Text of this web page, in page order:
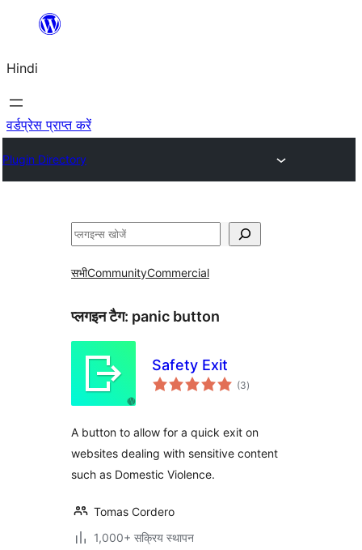
सामग्री
जाएं
Hindi
वर्डप्रेस प्राप्त करें
Plugin Directory
खोजें
सभीCommunityCommercial
प्लगइन टैग: panic button
Safety Exit
(3कुल
दर)
A button to allow for a quick exit on
websites dealing with sensitive content
such as Domestic Violence.
Tomas Cordero
1,000+ सक्रिय स्थापन